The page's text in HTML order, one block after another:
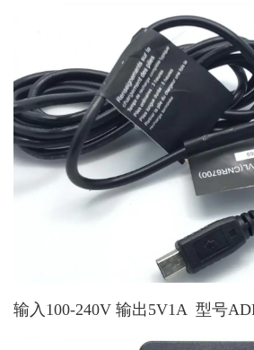
输入100-240V 输出5V1A 型号